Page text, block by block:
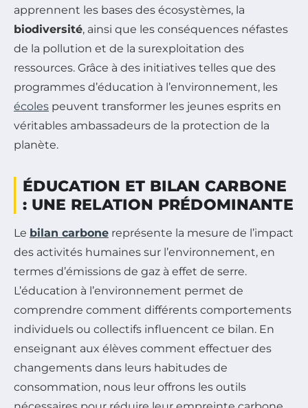
apprennent les bases des écosystèmes, la
biodiversité, ainsi que les conséquences néfastes
de la pollution et de la surexploitation des
ressources. Grâce à des initiatives telles que des
programmes d’éducation à l’environnement, les
écoles peuvent transformer les jeunes esprits en
véritables ambassadeurs de la protection de la
planète.
ÉDUCATION ET BILAN CARBONE
: UNE RELATION PRÉDOMINANTE
Le bilan carbone représente la mesure de l’impact
des activités humaines sur l’environnement, en
termes d’émissions de gaz à effet de serre.
L’éducation à l’environnement permet de
comprendre comment différents comportements
individuels ou collectifs influencent ce bilan. En
enseignant aux élèves comment effectuer des
changements dans leurs habitudes de
consommation, nous leur offrons les outils